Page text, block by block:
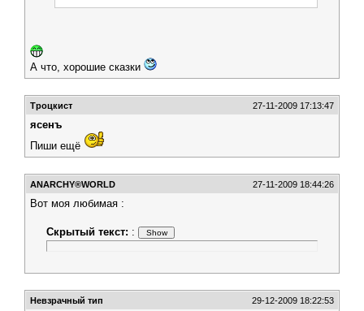
А что, хорошие сказки
Троцкист 27-11-2009 17:13:47
ясенъ
Пиши ещё
АNARCHY®WORLD 27-11-2009 18:44:26
Вот моя любимая :
Скрытый текст: :
Невзрачный тип 29-12-2009 18:22:53